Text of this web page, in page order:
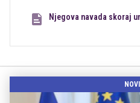
Njegova navada skoraj